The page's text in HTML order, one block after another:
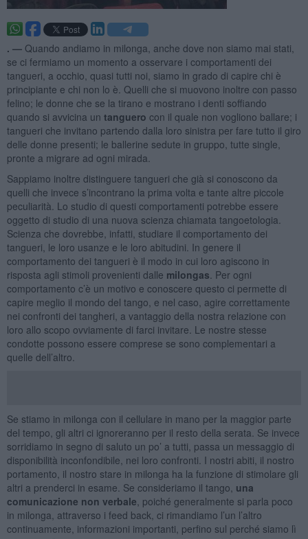
. — Quando andiamo in milonga, anche dove non siamo mai stati,
se ci fermiamo un momento a osservare i comportamenti dei
tangueri, a occhio, quasi tutti noi, siamo in grado di capire chi è
principiante e chi non lo è. Quelli che si muovono inoltre con passo
felino; le donne che se la tirano e mostrano i denti soffiando
quando si avvicina un tanguero con il quale non vogliono ballare; i
tangueri che invitano partendo dalla loro sinistra per fare tutto il giro
delle donne presenti; le ballerine sedute in gruppo, tutte single,
pronte a migrare ad ogni mirada.
Sappiamo inoltre distinguere tangueri che già si conoscono da
quelli che invece s’incontrano la prima volta e tante altre piccole
peculiarità. Lo studio di questi comportamenti potrebbe essere
oggetto di studio di una nuova scienza chiamata tangoetologia.
Scienza che dovrebbe, infatti, studiare il comportamento dei
tangueri, le loro usanze e le loro abitudini. In genere il
comportamento dei tangueri è il modo in cui loro agiscono in
risposta agli stimoli provenienti dalle milongas . Per ogni
comportamento c’è un motivo e conoscere questo ci permette di
capire meglio il mondo del tango, e nel caso, agire correttamente
nei confronti dei tangheri, a vantaggio della nostra relazione con
loro allo scopo ovviamente di farci invitare. Le nostre stesse
condotte possono essere comprese se sono complementari a
quelle dell’altro.
Se stiamo in milonga con il cellulare in mano per la maggior parte
del tempo, gli altri ci ignoreranno per il resto della serata. Se invece
sorridiamo in segno di saluto un po’ a tutti, passa un messaggio di
disponibilità inconfondibile, nei loro confronti. I nostri abiti, il nostro
portamento, il nostro stare in milonga ha la funzione di stimolare gli
altri a prenderci in esame. Se consideriamo il tango, una
comunicazione non verbale , poiché generalmente si parla poco
in milonga, attraverso i feed back, ci rimandiamo l’un l’altro
continuamente, informazioni importanti, perfino sul perché siamo lì